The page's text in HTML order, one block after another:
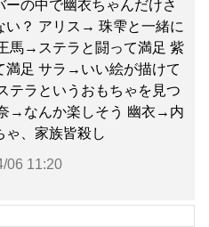
ーの中で幽衣ちゃんだけさ
い？ アリス→ 珠雫と一緒に
馬→ステラと闘って満足 紫
足 サラ→いい絵が描けて
テラというおもちゃを見つ
→なんか楽しそう 幽衣→内
ゃ、家族皆殺し
06 11:20